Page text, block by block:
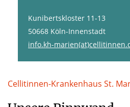
Kunibertskloster 11-13
50668 Köln-Innenstadt
info.kh-
Cellitinnen-Krankenhaus St.